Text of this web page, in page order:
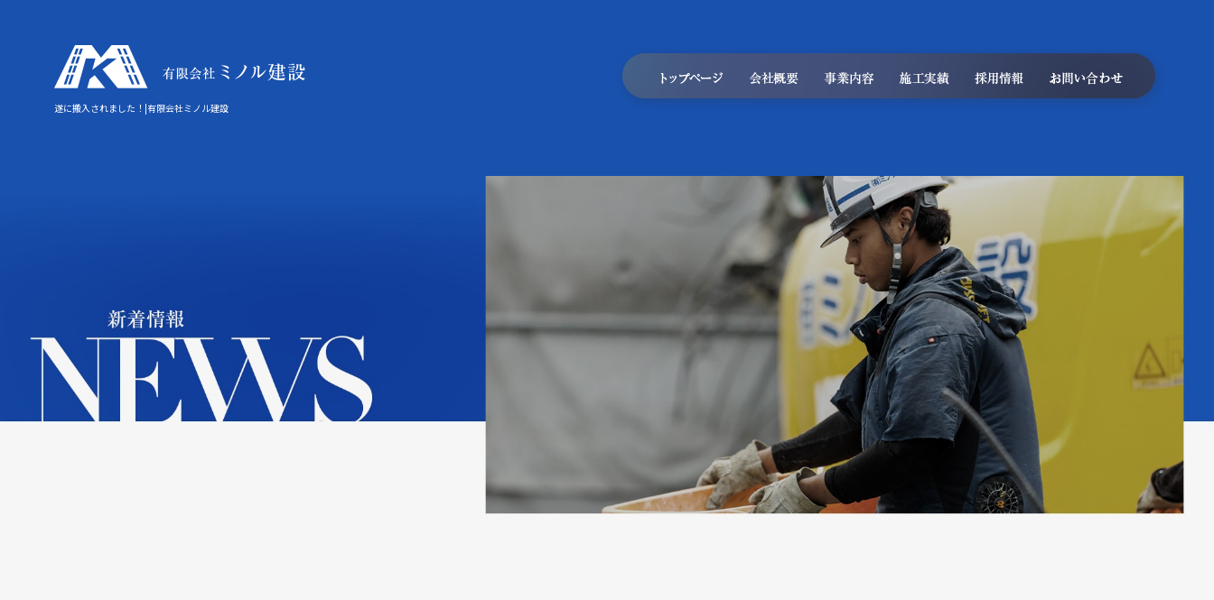
遂に搬入されました！|有限会社ミノル建設